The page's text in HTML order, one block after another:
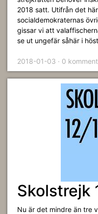
2018 satt. Utifrån det
socialdemokraternas
gissar vi att
se ut ungefär såhär i
2018-01-03 · 0
Skolstrejk
Nu är det mindre än tre